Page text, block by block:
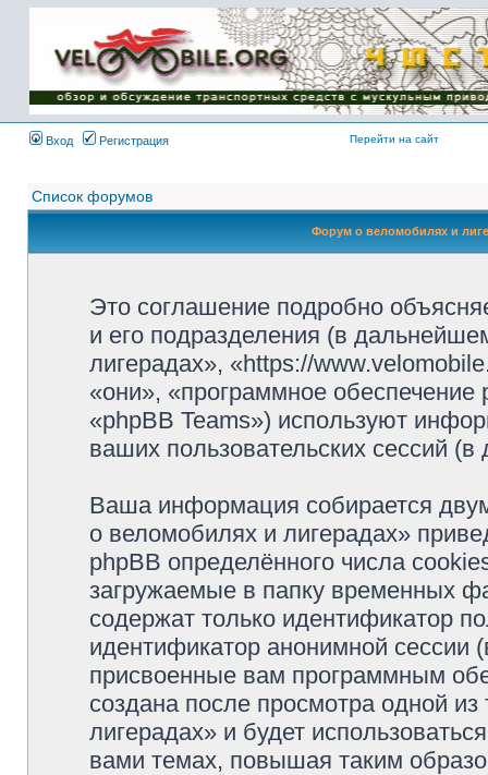
Имя пользователя:
Пароль:
{ LOG_ME_IN_SHORT
}
Вход
Регистрация Перейти на сайт
Список форумов
Форум о веломобилях и
Это соглашение подробно
и его подразделения (в
лигерадах», «https://
«они», «программное
«phpBB Teams») используют
ваших пользовательских сессий
Ваша информация собирается
о веломобилях и лигерадах»
phpBB определённого числа
загружаемые в папку временных
содержат только идентификатор
идентификатор анонимной сессии
присвоенные вам программным
создана после просмотра одной
лигерадах» и будет
вами темах, повышая таким